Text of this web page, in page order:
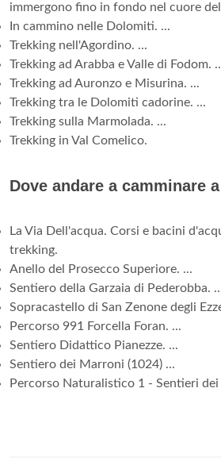
immergono fino in fondo nel cuore
In cammino nelle Dolomiti. ...
Trekking nell'Agordino. ...
Trekking ad Arabba e Valle di Fodom.
Trekking ad Auronzo e Misurina. ...
Trekking tra le Dolomiti cadorine. ...
Trekking sulla Marmolada. ...
Trekking in Val Comelico.
Dove andare a camminare
La Via Dell'acqua. Corsi e bacini
trekking.
Anello del Prosecco Superiore. ...
Sentiero della Garzaia di Pederobba.
Sopracastello di San Zenone degli
Percorso 991 Forcella Foran. ...
Sentiero Didattico Pianezze. ...
Sentiero dei Marroni (1024) ...
Percorso Naturalistico 1 - Sentieri